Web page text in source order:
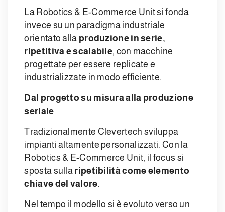
La Robotics & E-Commerce Unit si fonda
invece su un paradigma industriale
orientato alla produzione in serie,
ripetitiva e scalabile, con macchine
progettate per essere replicate e
industrializzate in modo efficiente.
Dal progetto su misura alla produzione
seriale
Tradizionalmente Clevertech sviluppa
impianti altamente personalizzati. Con la
Robotics & E-Commerce Unit, il focus si
sposta sulla ripetibilità come elemento
chiave del valore.
Nel tempo il modello si è evoluto verso un